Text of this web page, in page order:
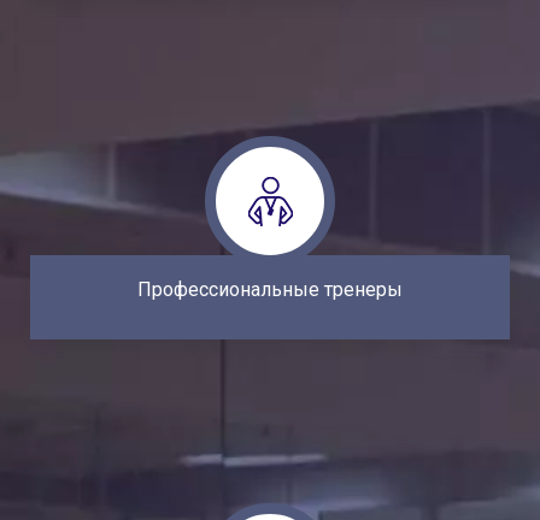
Профессиональные тренеры
Продуманная тренировка позволяет дать
сбалансированную нагрузку, но при этом не
навредить молодому организму. Особое
внимание уделяется технике безопасности,
поэтому теннисисты чувствуют себя увереннее
Проживание в Праге - культурной столице